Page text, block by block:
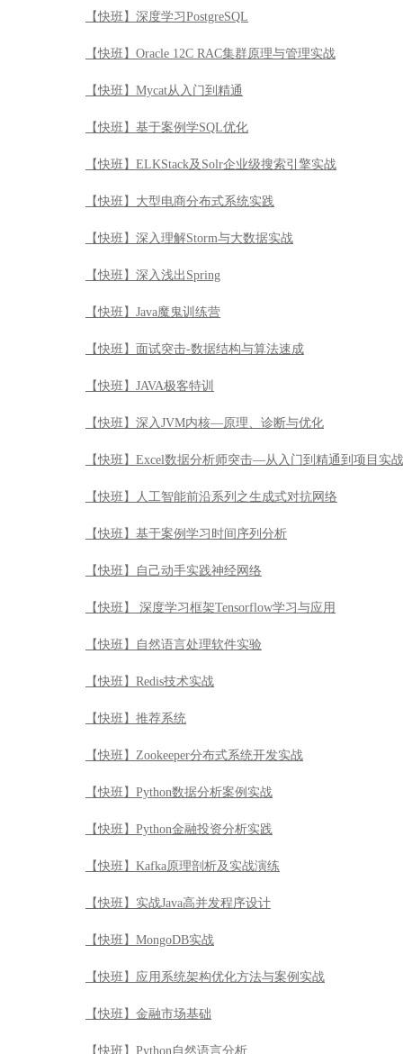
【快班】深度学习PostgreSQL
【快班】Oracle 12C RAC集群原理与管理实战
【快班】Mycat从入门到精通
【快班】基于案例学SQL优化
【快班】ELKStack及Solr企业级搜索引擎实战
【快班】大型电商分布式系统实践
【快班】深入理解Storm与大数据实战
【快班】深入浅出Spring
【快班】Java魔鬼训练营
【快班】面试突击-数据结构与算法速成
【快班】JAVA极客特训
【快班】深入JVM内核—原理、诊断与优化
【快班】Excel数据分析师突击—从入门到精通到项目实战
【快班】人工智能前沿系列之生成式对抗网络
【快班】基于案例学习时间序列分析
【快班】自己动手实践神经网络
【快班】 深度学习框架Tensorflow学习与应用
【快班】自然语言处理软件实验
【快班】Redis技术实战
【快班】推荐系统
【快班】Zookeeper分布式系统开发实战
【快班】Python数据分析案例实战
【快班】Python金融投资分析实践
【快班】Kafka原理剖析及实战演练
【快班】实战Java高并发程序设计
【快班】MongoDB实战
【快班】应用系统架构优化方法与案例实战
【快班】金融市场基础
【快班】Python自然语言分析